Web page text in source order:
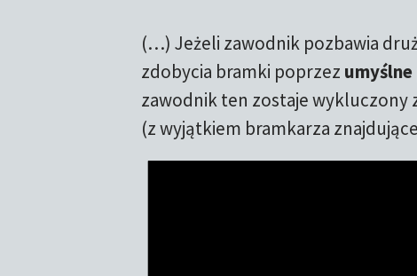
(…) Jeżeli zawodnik pozbawia
zdobycia bramki poprzez umyślne
zawodnik ten zostaje wykluczony
(z wyjątkiem bramkarza